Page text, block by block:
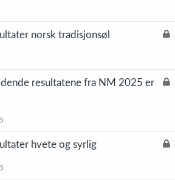
L
norsk tradisjonsøl
L
resultatene fra NM 2025 er
L
hvete og syrlig